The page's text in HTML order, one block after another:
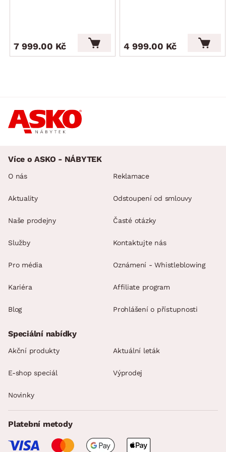
7 999.00 Kč 4 999.00 Kč
Více o ASKO - NÁBYTEK
O nás
Aktuality
Naše prodejny
Služby
Pro média
Kariéra
Blog
Reklamace
Odstoupení od smlouvy
Časté otázky
Kontaktujte nás
Oznámení - Whistleblowing
Affiliate program
Prohlášení o přístupnosti
Speciální nabídky
Akční produkty Aktuální leták
E-shop speciál Výprodej
Novinky
Platební metody